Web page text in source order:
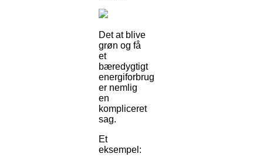
Det at blive
grøn og få
et
bæredygtigt
energiforbrug
er nemlig
en
kompliceret
sag.
Et
eksempel: